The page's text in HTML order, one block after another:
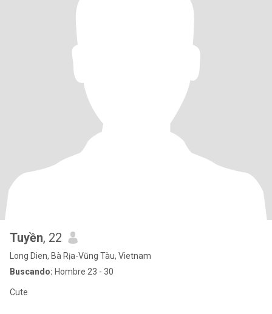
Tuyền, 22
Long Dien, Bà Rịa-Vũng Tàu, Vietnam
Buscando: Hombre 23 - 30
Cute